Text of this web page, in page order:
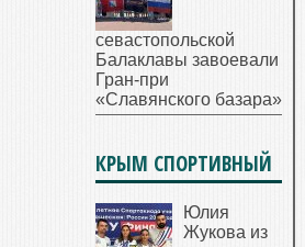
севастопольской
Балаклавы завоевали
Гран-при
«Славянского базара»
КРЫМ СПОРТИВНЫЙ
Юлия
Жукова из